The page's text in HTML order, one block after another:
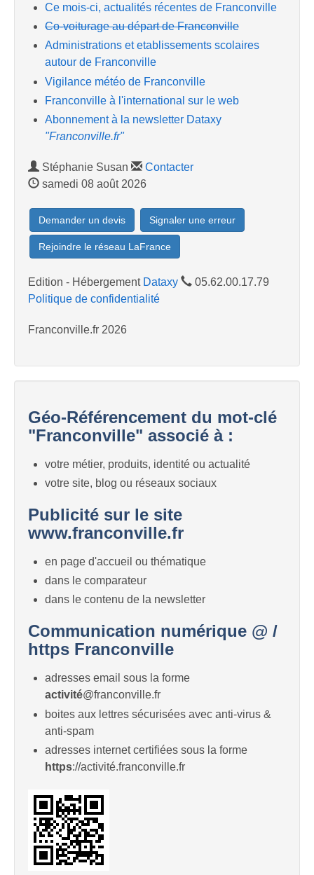
Ce mois-ci, actualités récentes de Franconville
Co-voiturage au départ de Franconville
Administrations et etablissements scolaires
autour de Franconville
Vigilance météo de Franconville
Franconville à l'international sur le web
Abonnement à la newsletter Dataxy
"Franconville.fr"
Stéphanie Susan
Contacter
samedi 08 août 2026
Demander un devis Signaler une erreur
Rejoindre le réseau LaFrance
Edition - Hébergement Dataxy
05.62.00.17.79
Politique de confidentialité
Franconville.fr 2026
Géo-Référencement du mot-clé
"Franconville" associé à :
votre métier, produits, identité ou actualité
votre site, blog ou réseaux sociaux
Publicité sur le site
www.franconville.fr
en page d'accueil ou thématique
dans le comparateur
dans le contenu de la newsletter
Communication numérique @ /
https Franconville
adresses email sous la forme
activité@franconville.fr
boites aux lettres sécurisées avec anti-virus &
anti-spam
adresses internet certifiées sous la forme
https://activité.franconville.fr